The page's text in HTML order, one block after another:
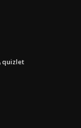
ويسمى سعر السكر الذي يسود في الأسواق الدولية quizlet